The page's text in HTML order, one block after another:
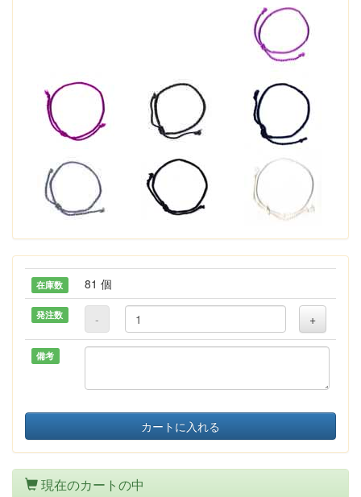
在庫数 81 個
発注数 - +
備考
カートに入れる
現在のカートの中